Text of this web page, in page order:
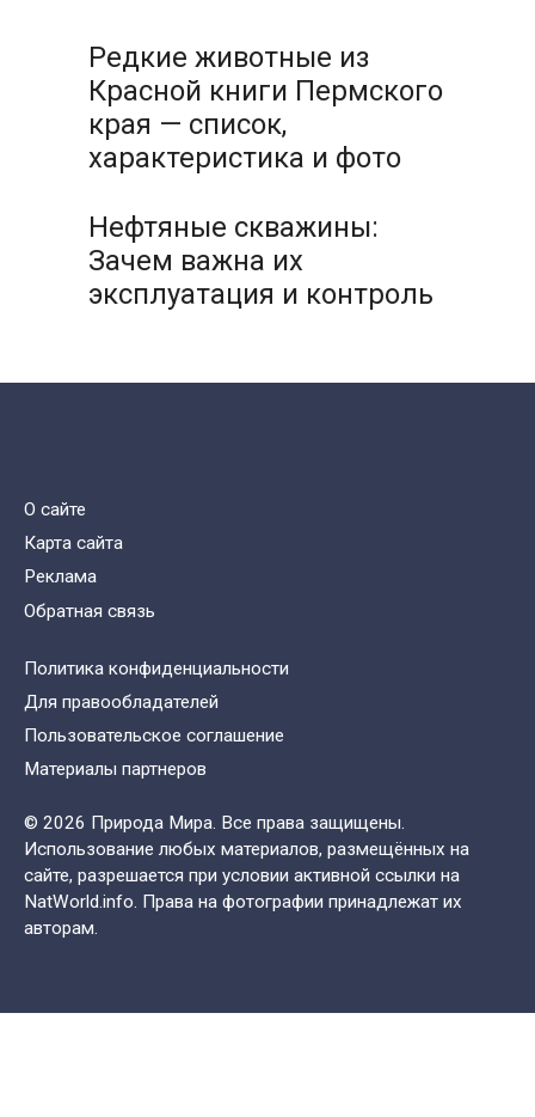
Редкие животные из
Красной книги Пермского
края — список,
характеристика и фото
Нефтяные скважины:
Зачем важна их
эксплуатация и контроль
О сайте
Карта сайта
Реклама
Обратная связь
Политика конфиденциальности
Для правообладателей
Пользовательское соглашение
Материалы партнеров
© 2026 Природа Мира. Все права защищены.
Использование любых материалов, размещённых на
сайте, разрешается при условии активной ссылки на
NatWorld.info. Права на фотографии принадлежат их
авторам.